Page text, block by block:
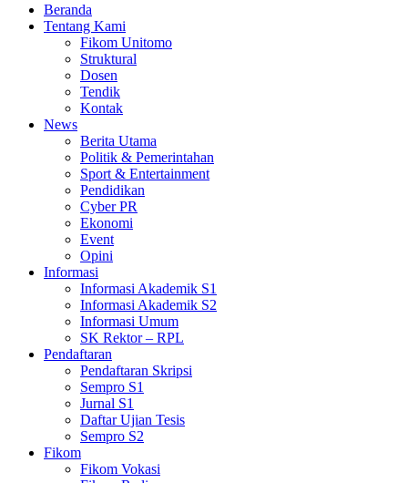
Beranda
Tentang Kami
Fikom Unitomo
Struktural
Dosen
Tendik
Kontak
News
Berita Utama
Politik & Pemerintahan
Sport & Entertainment
Pendidikan
Cyber PR
Ekonomi
Event
Opini
Informasi
Informasi Akademik S1
Informasi Akademik S2
Informasi Umum
SK Rektor – RPL
Pendaftaran
Pendaftaran Skripsi
Sempro S1
Jurnal S1
Daftar Ujian Tesis
Sempro S2
Fikom
Fikom Vokasi